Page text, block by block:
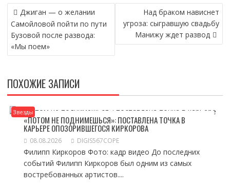
НАВИГАЦИЯ
ПО
ЗАПИСЯМ
Джиган — о желании
Самойловой пойти по пути
Бузовой после развода:
«Мы поем»
Над браком нависнет
угроза: сыгравшую свадьбу
Манижу ждет развод
ПОХОЖИЕ ЗАПИСИ
Звезды
«ПОТОМ НЕ ПОДНИМЕШЬСЯ»: ПОСТАВЛЕНА ТОЧКА В
КАРЬЕРЕ ОПОЗОРИВШЕГОСЯ КИРКОРОВА
08.08.2026 DIGIS567COPE
Филипп Киркоров Фото: кадр видео До последних
событий Филипп Киркоров был одним из самых
востребованных артистов....